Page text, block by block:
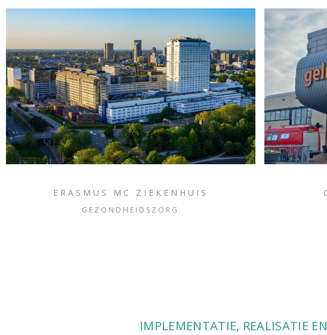
ERASMUS MC ZIEKENHUIS
GEZONDHEIDSZORG
IMPLEMENTATIE, REALISATIE